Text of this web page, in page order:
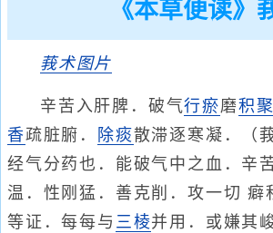
《本草便读》
莪术图片
辛苦入肝脾．破气行瘀磨积聚
香疏脏腑． 除痰散滞逐寒凝．（
经气分药也．能破气中之血．辛
温．性刚猛．善克削．攻一切 癖
等证．每每与 三棱并用．或嫌其